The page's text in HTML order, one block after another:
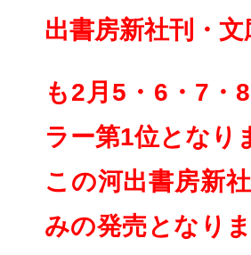
出書房新社刊・
も2月5・6・7・8
ラー第1位となり
この河出書房新
みの発売となり